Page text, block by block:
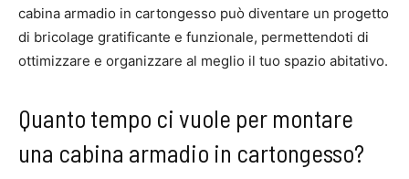
cabina armadio in cartongesso può diventare un progetto
di bricolage gratificante e funzionale, permettendoti di
ottimizzare e organizzare al meglio il tuo spazio abitativo.
Quanto tempo ci vuole per montare
una cabina armadio in cartongesso?